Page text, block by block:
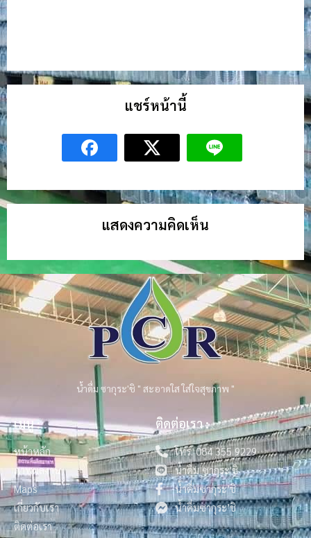
แชร์หน้านี้
แสดงความคิดเห็น
น้ำดื่ม ซากุระ'ชิ " สะอาดใส ใส่ใจสุขภาพ "
เมนู :
หน้าหลัก
ภาพผลงาน
Maps
เกี่ยวกับเรา
ติดต่อเรา
ติดต่อเรา :
โทร. 084 355 9229
น้ำดื่ม ซากุระ'ชิ
น้ำดื่มซากุระ’ชิ
น้ำดื่มซากุระ’ชิ